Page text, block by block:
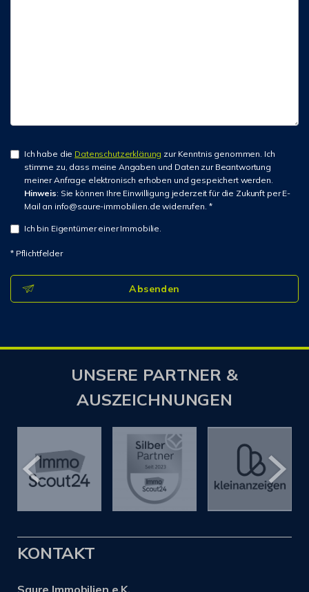
Ich habe die Datenschutzerklärung zur Kenntnis genommen. Ich
stimme zu, dass meine Angaben und Daten zur Beantwortung
meiner Anfrage elektronisch erhoben und gespeichert werden.
Hinweis: Sie können Ihre Einwilligung jederzeit für die Zukunft per E-
Mail an info@saure-immobilien.de widerrufen. *
Ich bin Eigentümer einer Immobilie.
* Pflichtfelder
Absenden
UNSERE PARTNER &
AUSZEICHNUNGEN
KONTAKT
Saure Immobilien e.K.